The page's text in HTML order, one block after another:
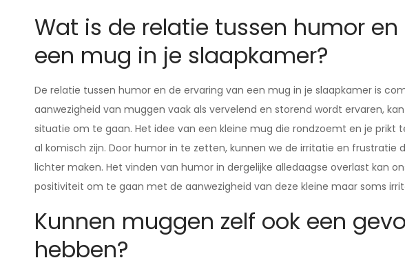
Wat is de relatie tussen humor
een mug in je slaapkamer?
De relatie tussen humor en de ervaring van een mug in je slaapkamer is
aanwezigheid van muggen vaak als vervelend en storend wordt ervaren,
situatie om te gaan. Het idee van een kleine mug die rondzoemt en je prikt
al komisch zijn. Door humor in te zetten, kunnen we de irritatie en frustratie
lichter maken. Het vinden van humor in dergelijke alledaagse overlast kan
positiviteit om te gaan met de aanwezigheid van deze kleine maar soms
Kunnen muggen zelf ook een
hebben?